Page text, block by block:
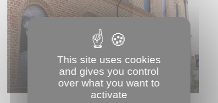
HORS LES MURS
This site uses cookies
and gives you control
over what you want to
activate